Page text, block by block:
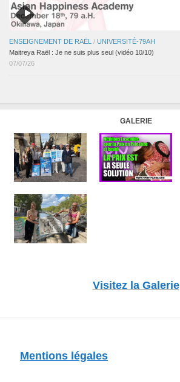
ENSEIGNEMENT DE RAËL / UNIVERSITÉ-79AH
Maitreya Raël : Je ne suis plus seul (vidéo 10/10)
07/07/26
GALERIE
Visitez la Galerie
Mentions légales